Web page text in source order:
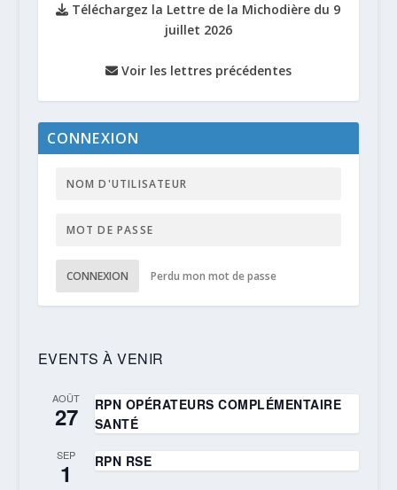
Téléchargez la Lettre de la Michodière du 9
juillet 2026
Voir les lettres précédentes
CONNEXION
CONNEXION Perdu mon mot de passe
EVENTS À VENIR
AOÛT
27
RPN OPÉRATEURS COMPLÉMENTAIRE
SANTÉ
SEP
1 RPN RSE